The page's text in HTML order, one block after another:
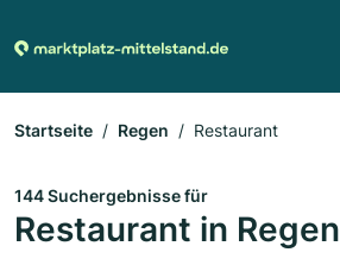
Startseite Regen Restaurant
144 Suchergebnisse für
Restaurant in Regen